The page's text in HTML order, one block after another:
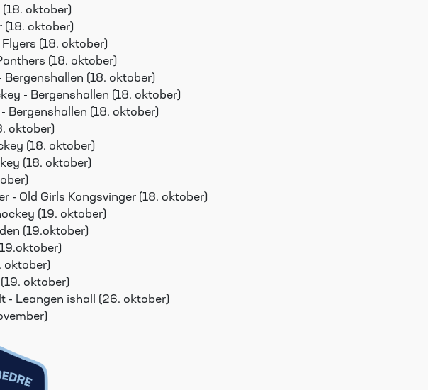
oktober)
(18. oktober)
(18. oktober)
(18. oktober)
- Bergenshallen (18. oktober)
- Bergenshallen (18. oktober)
Bergenshallen (18. oktober)
oktober)
(18. oktober)
(18. oktober)
- Old Girls Kongsvinger (18. oktober)
(19. oktober)
(19.oktober)
oktober)
oktober)
- Leangen ishall (26. oktober)